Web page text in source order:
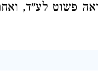
פשוט לע"ד,